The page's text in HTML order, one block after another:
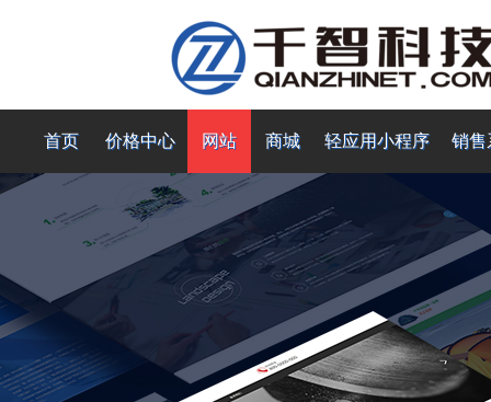
首页 价格中心 网站 商城 轻应用小程序 销售